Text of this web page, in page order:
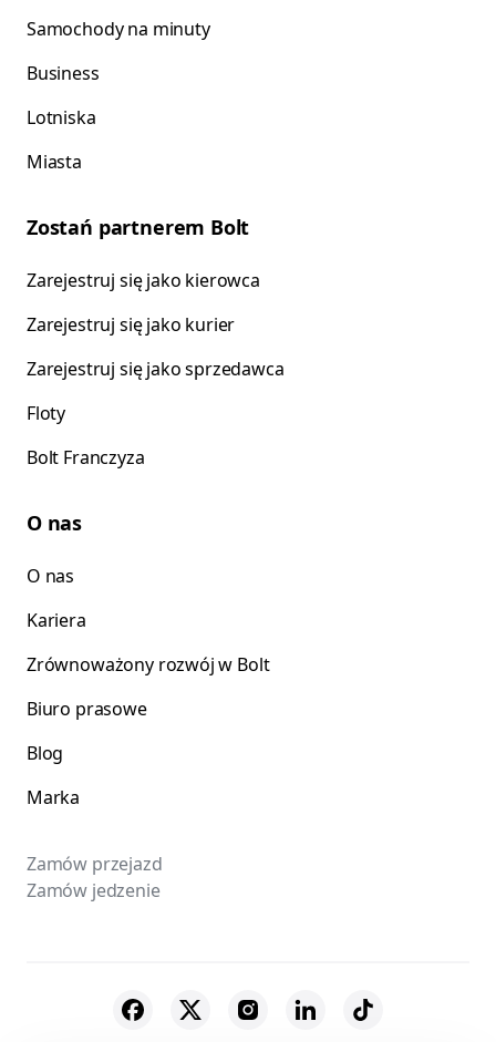
Samochody na minuty
Business
Lotniska
Miasta
Zostań partnerem Bolt
Zarejestruj się jako kierowca
Zarejestruj się jako kurier
Zarejestruj się jako sprzedawca
Floty
Bolt Franczyza
O nas
O nas
Kariera
Zrównoważony rozwój w Bolt
Biuro prasowe
Blog
Marka
Zamów przejazd
Zamów jedzenie